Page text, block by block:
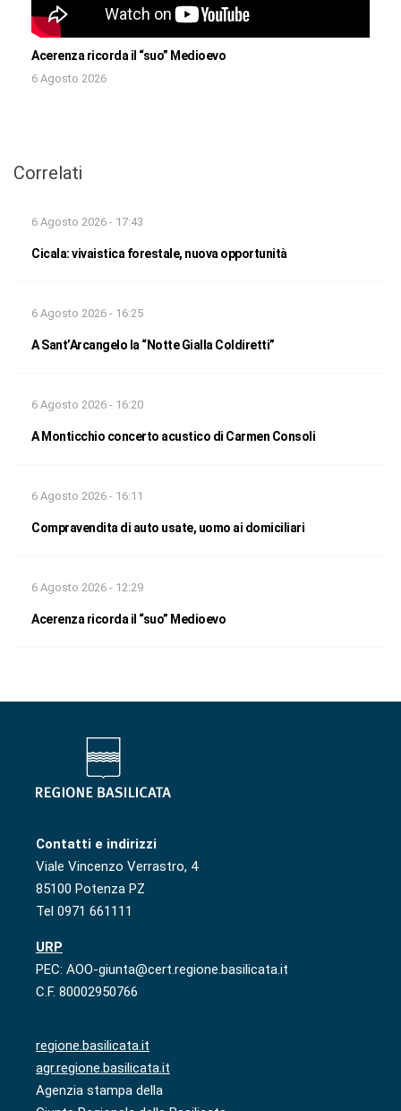
Acerenza ricorda il “suo” Medioevo
6 Agosto 2026
Correlati
6 Agosto 2026 - 17:43
Cicala: vivaistica forestale, nuova opportunità
6 Agosto 2026 - 16:25
A Sant’Arcangelo la “Notte Gialla Coldiretti”
6 Agosto 2026 - 16:20
A Monticchio concerto acustico di Carmen Consoli
6 Agosto 2026 - 16:11
Compravendita di auto usate, uomo ai domiciliari
6 Agosto 2026 - 12:29
Acerenza ricorda il “suo” Medioevo
Contatti e indirizzi
Viale Vincenzo Verrastro, 4
85100 Potenza PZ
Tel 0971 661111
URP
PEC: AOO-giunta@cert.regione.basilicata.it
C.F. 80002950766
regione.basilicata.it
agr.regione.basilicata.it
Agenzia stampa della